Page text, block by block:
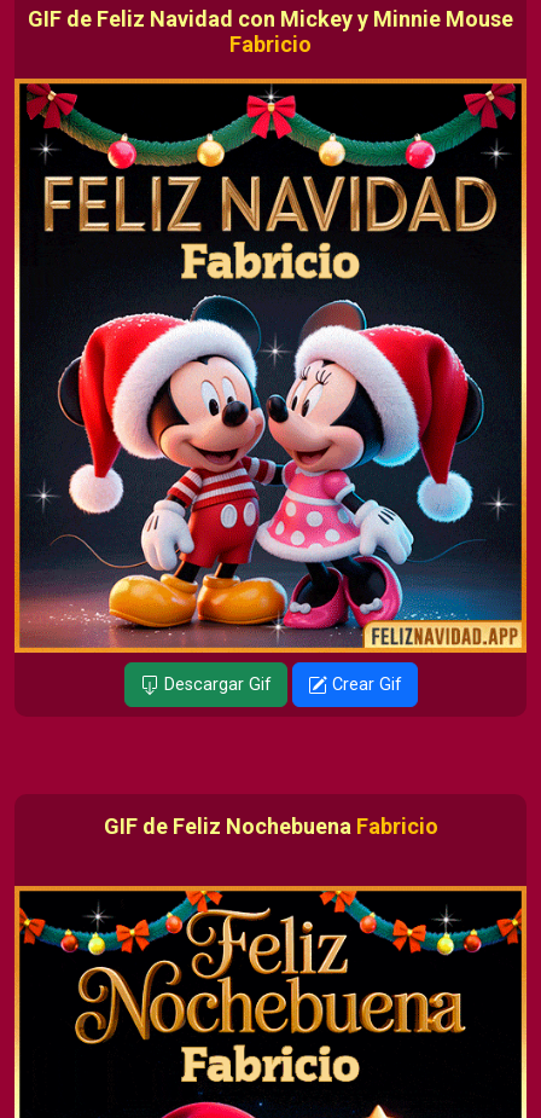
GIF de Feliz Navidad con Mickey y Minnie Mouse
Fabricio
Descargar Gif Crear Gif
GIF de Feliz Nochebuena Fabricio